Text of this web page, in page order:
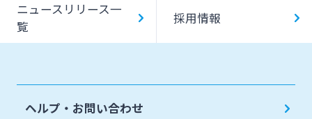
ニュースリリース一
覧
採用情報
ヘルプ・お問い合わせ